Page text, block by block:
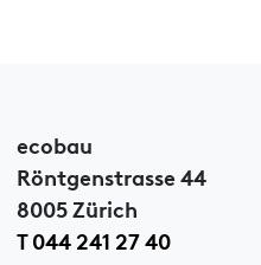
ecobau
Röntgenstrasse 44
8005 Zürich
T 044 241 27 40